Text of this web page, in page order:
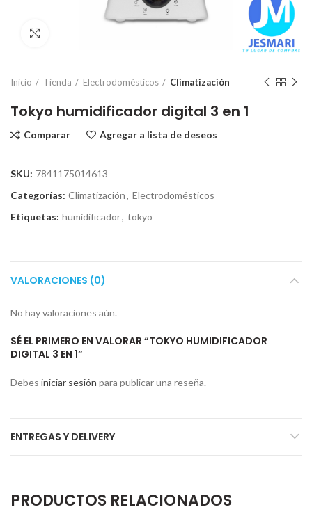
Inicio Tienda Electrodomésticos Climatización
Tokyo humidificador digital 3 en 1
Comparar Agregar a lista de deseos
SKU: 7841175014613
Categorías: Climatización, Electrodomésticos
Etiquetas: humidificador, tokyo
VALORACIONES (0)
No hay valoraciones aún.
SÉ EL PRIMERO EN VALORAR “TOKYO HUMIDIFICADOR
DIGITAL 3 EN 1”
Debes iniciar sesión para publicar una reseña.
ENTREGAS Y DELIVERY
PRODUCTOS RELACIONADOS